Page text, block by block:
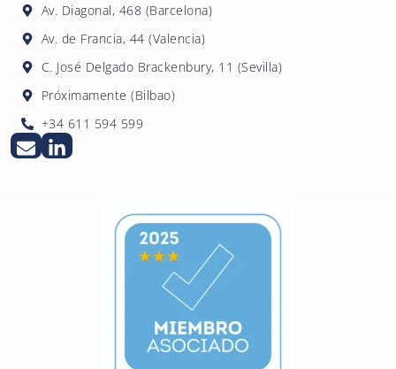
ofrece formación especializada para
empleados de sujetos obligados.
Av. Diagonal, 468 (Barcelona)
Av. de Francia, 44 (Valencia)
C. José Delgado Brackenbury, 11 (Sevilla)
Próximamente (Bilbao)
+34 611 594 599